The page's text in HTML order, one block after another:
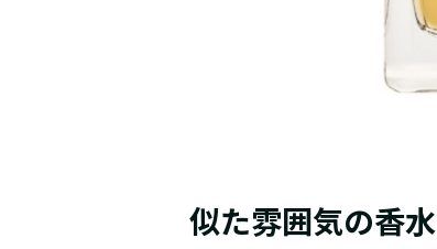
似た雰囲気の香水